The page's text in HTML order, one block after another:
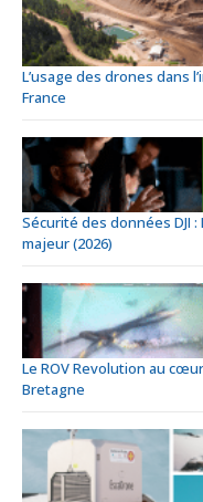
L’usage des drones dans
France
Sécurité des données DJI
majeur (2026)
Le ROV Revolution au
Bretagne